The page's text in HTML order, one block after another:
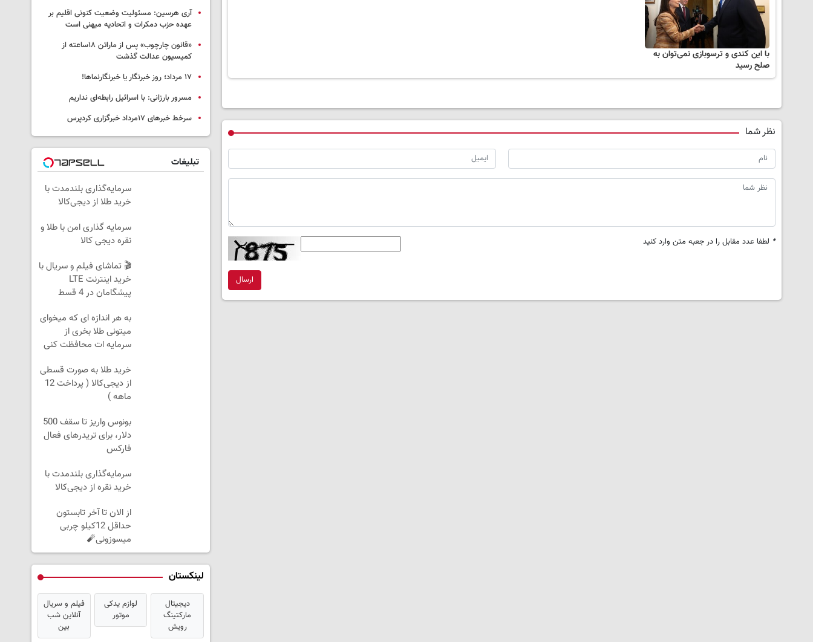
با این کندی و ترسوبازی نمی‌توان به
صلح رسید
نظر شما
* لطفا عدد مقابل را در جعبه متن وارد کنید
ارسال
آری هرسین: مسئولیت وضعیت کنونی اقلیم بر
عهده حزب دمکرات و اتحادیه میهنی است
«قانون چارچوب» پس از ماراتن ۱۸ساعته از
کمیسیون عدالت گذشت
١٧ مرداد؛ روز خبرنگار یا خبرنگارنماها!
مسرور بارزانی: با اسرائیل رابطه‌ای نداریم
سرخط خبرهای ۱۷مرداد خبرگزاری کردپرس
تبلیغات
سرمایه‌گذاری بلندمدت با
خرید طلا از دیجی‌کالا
سرمایه گذاری امن با طلا و
نقره دیجی کالا
🎬 تماشای فیلم و سریال با
خرید اینترنت LTE
پیشگامان در 4 قسط
به هر اندازه ای که میخوای
میتونی طلا بخری از
سرمایه ات محافظت کنی
خرید طلا به صورت قسطی
از دیجی‌کالا ( پرداخت 12
ماهه )
بونوس واریز تا سقف 500
دلار، برای تریدرهای فعال
فارکس
سرمایه‌گذاری بلندمدت با
خرید نقره از دیجی‌کالا
از الان تا آخر تابستون
حداقل 12کیلو چربی
میسوزونی🧨
لینکستان
دیجیتال
مارکتینگ
رویش
لوازم یدکی
موتور
فیلم و سریال
آنلاین شب
بین